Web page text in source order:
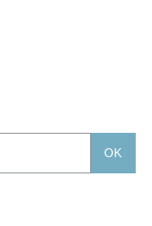
OK